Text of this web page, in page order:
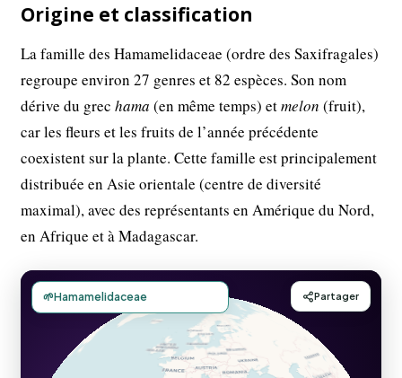
Origine et classification
La famille des Hamamelidaceae (ordre des Saxifragales)
regroupe environ 27 genres et 82 espèces. Son nom
dérive du grechama (en même temps) etmelon (fruit),
car les fleurs et les fruits de l’année précédente
coexistent sur la plante. Cette famille est principalement
distribuée en Asie orientale (centre de diversité
maximal), avec des représentants en Amérique du Nord,
en Afrique et à Madagascar.